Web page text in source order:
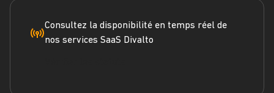
Dossier ERP
Consultez la disponibilité en temps réel de
nos services SaaS Divalto